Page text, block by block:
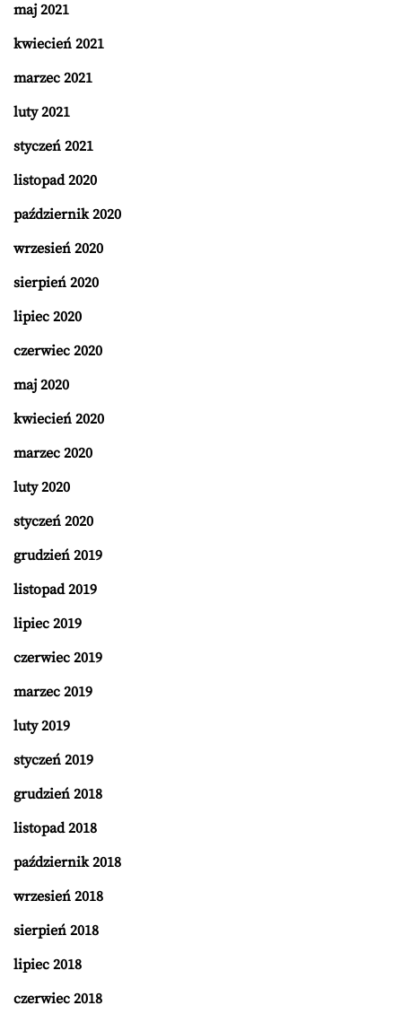
maj 2021
kwiecień 2021
marzec 2021
luty 2021
styczeń 2021
listopad 2020
październik 2020
wrzesień 2020
sierpień 2020
lipiec 2020
czerwiec 2020
maj 2020
kwiecień 2020
marzec 2020
luty 2020
styczeń 2020
grudzień 2019
listopad 2019
lipiec 2019
czerwiec 2019
marzec 2019
luty 2019
styczeń 2019
grudzień 2018
listopad 2018
październik 2018
wrzesień 2018
sierpień 2018
lipiec 2018
czerwiec 2018